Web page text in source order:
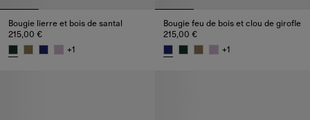
Bougie lierre et bois de santal
215,00 €
+1
Bougie feu de bois et clou de girofle
215,00 €
+1